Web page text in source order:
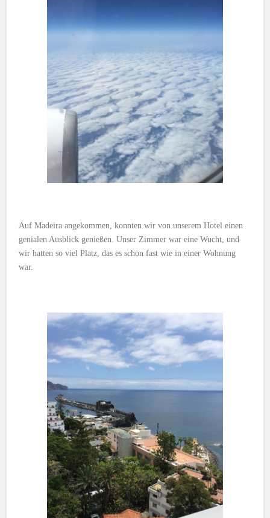
Auf Madeira angekommen, konnten wir von unserem Hotel einen
genialen Ausblick genießen. Unser Zimmer war eine Wucht, und
wir hatten so viel Platz, das es schon fast wie in einer Wohnung
war.